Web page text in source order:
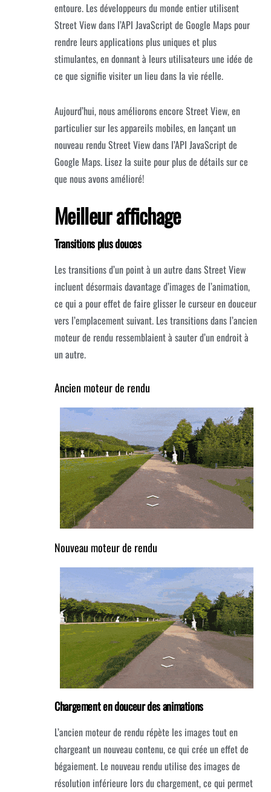
entoure. Les développeurs du monde entier utilisent
Street View dans l’API JavaScript de Google Maps pour
rendre leurs applications plus uniques et plus
stimulantes, en donnant à leurs utilisateurs une idée de
ce que signifie visiter un lieu dans la vie réelle.
Aujourd’hui, nous améliorons encore Street View, en
particulier sur les appareils mobiles, en lançant un
nouveau rendu Street View dans l’API JavaScript de
Google Maps. Lisez la suite pour plus de détails sur ce
que nous avons amélioré!
Meilleur affichage
Transitions plus douces
Les transitions d’un point à un autre dans Street View
incluent désormais davantage d’images de l’animation,
ce qui a pour effet de faire glisser le curseur en douceur
vers l’emplacement suivant. Les transitions dans l’ancien
moteur de rendu ressemblaient à sauter d’un endroit à
un autre.
Ancien moteur de rendu
Nouveau moteur de rendu
Chargement en douceur des animations
L’ancien moteur de rendu répète les images tout en
chargeant un nouveau contenu, ce qui crée un effet de
bégaiement. Le nouveau rendu utilise des images de
résolution inférieure lors du chargement, ce qui permet